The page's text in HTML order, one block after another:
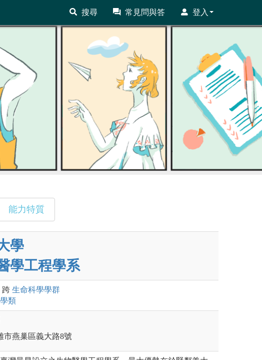
搜尋 常見問與答 登入
能力特質
學
學工程學系
跨 生命科學學群
學類
市燕巢區義大路8號